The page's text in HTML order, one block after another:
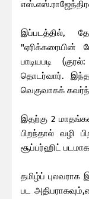
இப்படத்தில்,
பாடியபடி
தொடர்வார். இந்த
வெகுவாகக்
இதற்கு 2
பிறந்தால் வழி
சூப்பர்ஹிட்
தமிழ்ப்
பட